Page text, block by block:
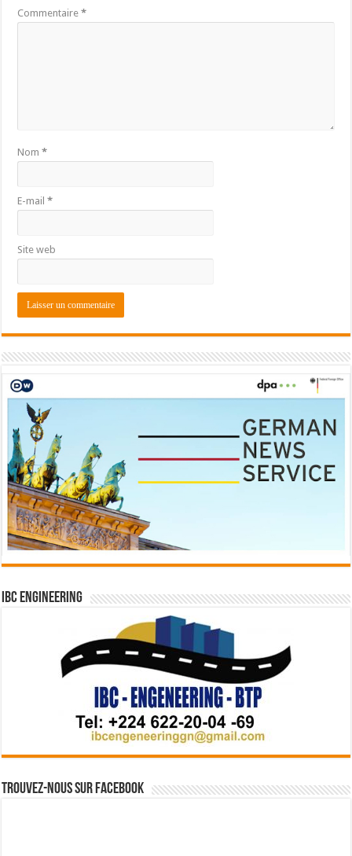
Commentaire*
Nom*
E-mail*
Site web
IBC Engineering
Trouvez-nous sur Facebook